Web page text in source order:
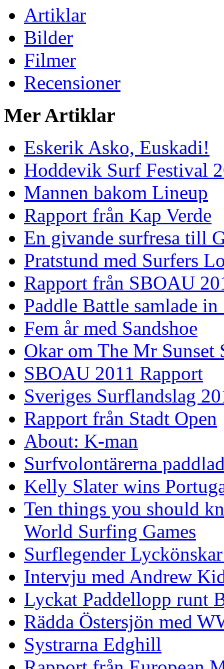
Artiklar
Bilder
Filmer
Recensioner
Mer Artiklar
Eskerik Asko, Euskadi!
Hoddevik Surf Festival
Mannen bakom Lineup
Rapport från Kap Verde
En givande surfresa till
Pratstund med Surfers
Rapport från SBOAU
Paddle Battle samlade
Fem år med Sandshoe
Okar om The Mr Sunset
SBOAU 2011 Rapport
Sveriges Surflandslag
Rapport från Stadt Open
About: K-man
Surfvolontärerna
Kelly Slater wins
Ten things you should
World Surfing Games
Surflegender
Intervju med Andrew
Lyckat Paddellopp runt
Rädda Östersjön med
Systrarna Edghill